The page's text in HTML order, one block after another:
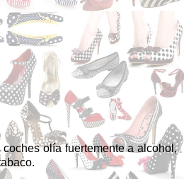
coches olía fuertemente a alcohol,